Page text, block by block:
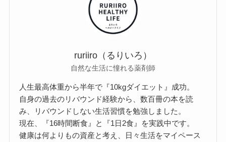
ruriiro（るりいろ）
自然な生活に憧れる薬剤師
人生最高体重から半年で『10kgダイエット』成功。
自身の過去のリバウンド経験から、数百冊の本を読
み、リバウンドしない生活習慣を勉強しました。
現在、『16時間断食』と『1日2食』を実践中です。
健康は何よりもの資産と考え、日々生活をマイペース